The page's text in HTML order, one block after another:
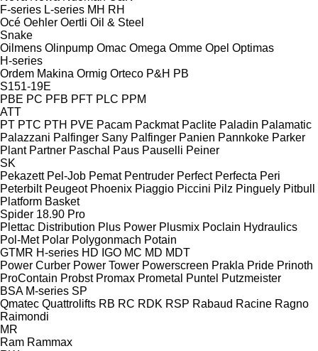
F-series L-series MH RH
Océ Oehler Oertli Oil & Steel
Snake
Oilmens Olinpump Omac Omega Omme Opel Optimas
H-series
Ordem Makina Ormig Orteco P&H PB
S151-19E
PBE PC PFB PFT PLC PPM
ATT
PT PTC PTH PVE Pacam Packmat Paclite Paladin Palamatic
Palazzani Palfinger Sany Palfinger Panien Pannkoke Parker
Plant Partner Paschal Paus Pauselli Peiner
SK
Pekazett Pel-Job Pemat Pentruder Perfect Perfecta Peri
Peterbilt Peugeot Phoenix Piaggio Piccini Pilz Pinguely Pitbull
Platform Basket
Spider 18.90 Pro
Plettac Distribution Plus Power Plusmix Poclain Hydraulics
Pol-Met Polar Polygonmach Potain
GTMR H-series HD IGO MC MD MDT
Power Curber Power Tower Powerscreen Prakla Pride Prinoth
ProContain Probst Promax Prometal Puntel Putzmeister
BSA M-series SP
Qmatec Quattrolifts RB RC RDK RSP Rabaud Racine Ragno
Raimondi
MR
Ram Rammax